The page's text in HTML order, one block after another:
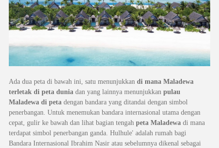
Ada dua peta di bawah ini, satu menunjukkan di mana Maladewa
terletak di peta duniadan yang lainnya menunjukkan pulau
Maladewa di petadengan bandara yang ditandai dengan simbol
penerbangan. Untuk menemukan bandara internasional utama dengan
cepat, gulir ke bawah dan lihat bagian tengah peta Maladewadi mana
terdapat simbol penerbangan ganda. Hulhule' adalah rumah bagi
Bandara Internasional Ibrahim Nasir atau sebelumnya dikenal sebagai